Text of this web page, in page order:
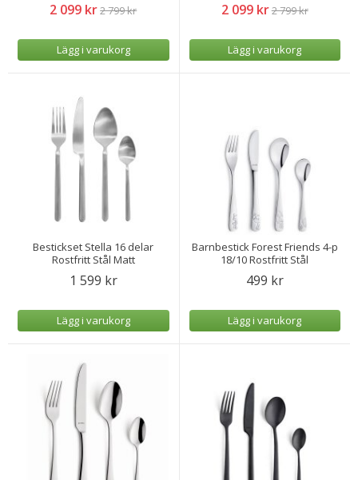
2 099 kr2 799 kr
Lägg i varukorg
2 099 kr2 799 kr
Lägg i varukorg
Bestickset Stella 16 delar
Rostfritt Stål Matt
1 599 kr
Lägg i varukorg
Barnbestick Forest Friends 4-p
18/10 Rostfritt Stål
499 kr
Lägg i varukorg